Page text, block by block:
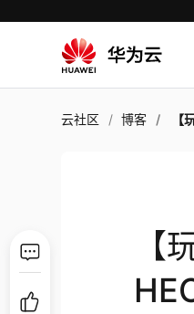
云社区 博客 【
【